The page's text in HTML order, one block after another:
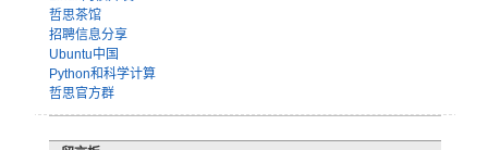
哲思茶馆
招聘信息分享
Ubuntu中国
Python和科学计算
哲思官方群